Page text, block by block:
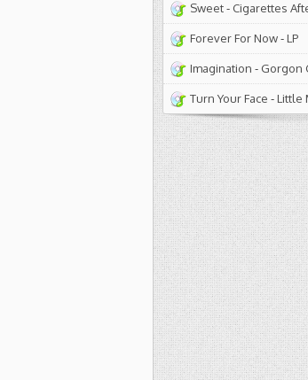
Sweet- Cigarettes
Forever For Now-LP
Imagination - Gorgon
Turn Your Face -Little